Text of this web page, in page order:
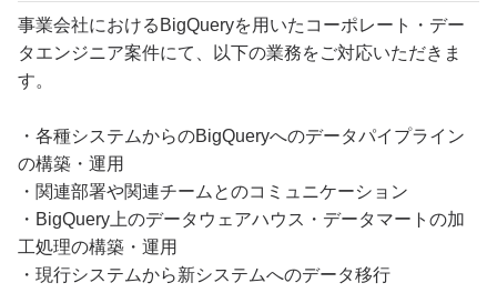
事業会社におけるBigQueryを用いたコーポレート・デー
タエンジニア案件にて、以下の業務をご対応いただきま
す。
・各種システムからのBigQueryへのデータパイプライン
の構築・運用
・関連部署や関連チームとのコミュニケーション
・BigQuery上のデータウェアハウス・データマートの加
工処理の構築・運用
・現行システムから新システムへのデータ移行